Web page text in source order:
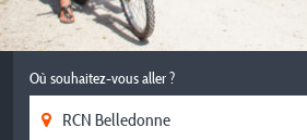
Où souhaitez-vous aller ?